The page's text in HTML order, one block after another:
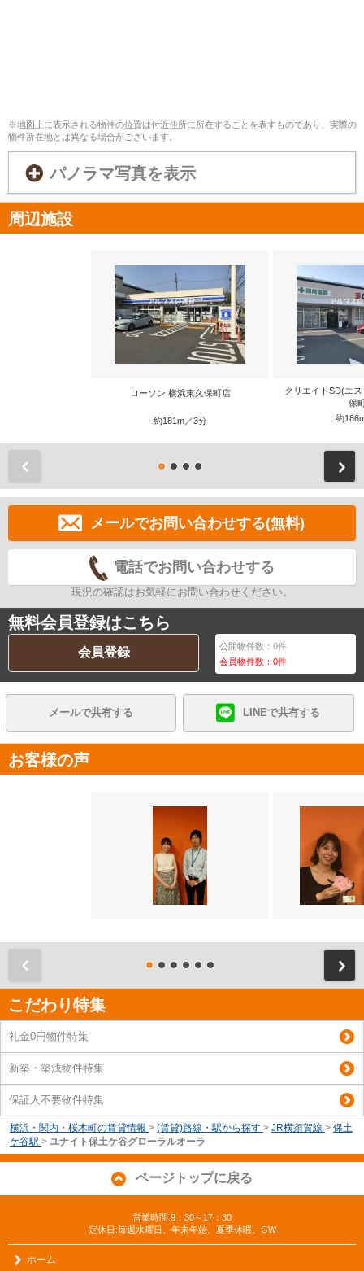
※地図上に表示される物件の位置は付近住所に所在することを表すものであり、実際の
物件所在地とは異なる場合がございます。
パノラマ写真を表示
周辺施設
ローソン 横浜東久保町店
約181m／3分
クリエイトSD(エ
保
約
メールでお問い合わせする(無料)
電話でお問い合わせする
現況の確認はお気軽にお問い合わせください。
無料会員登録はこちら
会員登録 公開物件数：0件
会員物件数：0件
メールで共有する LINEで共有する
お客様の声
こだわり特集
礼金0円物件特集
新築・築浅物件特集
保証人不要物件特集
横浜・関内・桜木町の賃貸情報 > (賃貸)路線・駅から探す > JR横須賀線 > 保土
ケ谷駅 > ユナイト保土ケ谷グローラルオーラ
ページトップに戻る
営業時間:9：30～17：30
定休日:毎週水曜日、年末年始、夏季休暇、GW
ホーム